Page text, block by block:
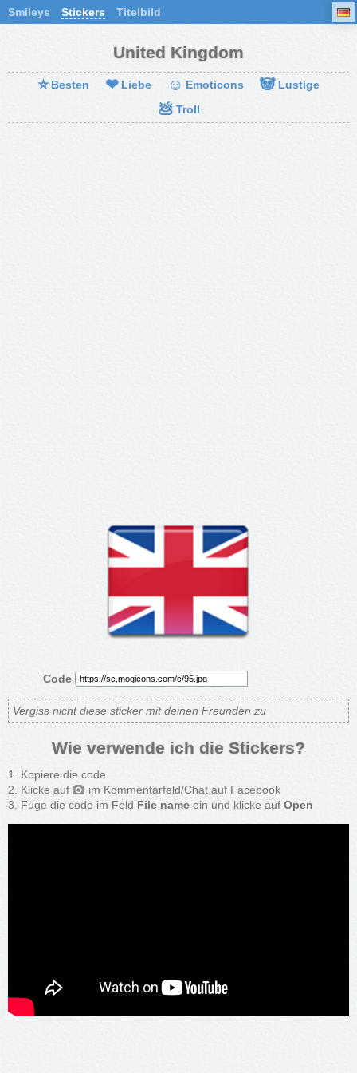
Smileys Stickers Titelbild
United Kingdom
⭐ Besten ❤ Liebe ☺ Emoticons 🐼 Lustige
💩 Troll
Code
Vergiss nicht diese sticker mit deinen Freunden zu
Wie verwende ich die Stickers?
Kopiere die code
Klicke auf
im Kommentarfeld/Chat auf Facebook
Füge die code im Feld File name ein und klicke auf Open